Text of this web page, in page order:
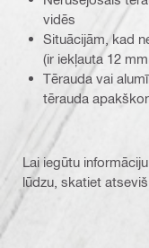
vidēs
Situācijām, kad
(ir iekļauta 12
Tērauda vai
tērauda
Lai iegūtu
lūdzu, skatiet